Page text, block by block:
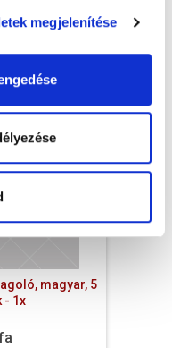
megjelenítése
magyar, 5
- 1x